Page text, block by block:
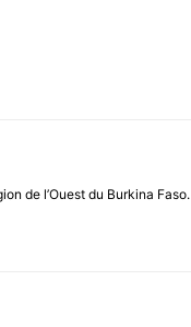
de l’Ouest du Burkina Faso.